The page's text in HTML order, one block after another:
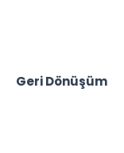
Geri Dönüşüm